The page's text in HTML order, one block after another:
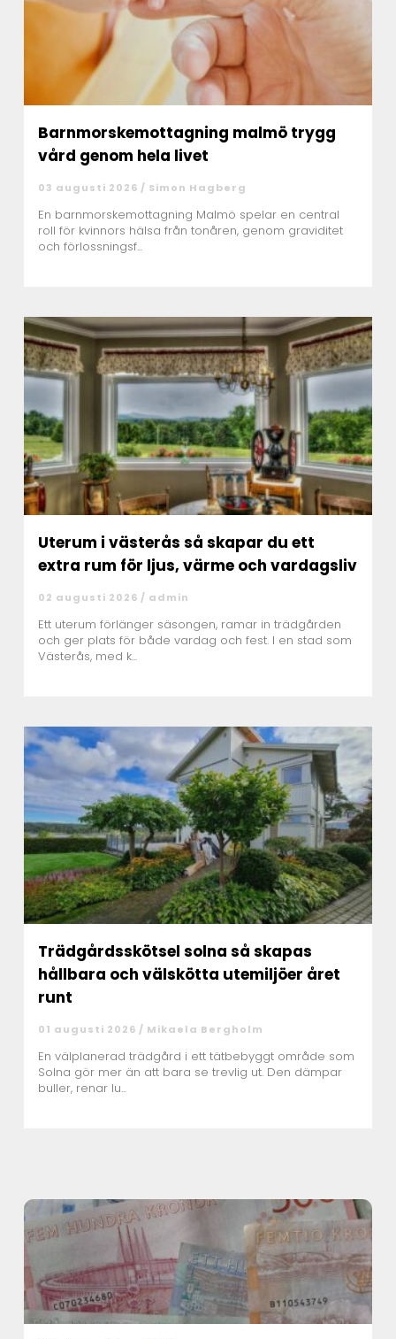
Barnmorskemottagning malmö trygg
vård genom hela livet
03 augusti 2026 / Simon Hagberg
En barnmorskemottagning Malmö spelar en central
roll för kvinnors hälsa från tonåren, genom graviditet
och förlossningsf...
Uterum i västerås så skapar du ett
extra rum för ljus, värme och vardagsliv
02 augusti 2026 / admin
Ett uterum förlänger säsongen, ramar in trädgården
och ger plats för både vardag och fest. I en stad som
Västerås, med k...
Trädgårdsskötsel solna så skapas
hållbara och välskötta utemiljöer året
runt
01 augusti 2026 / Mikaela Bergholm
En välplanerad trädgård i ett tätbebyggt område som
Solna gör mer än att bara se trevlig ut. Den dämpar
buller, renar lu...